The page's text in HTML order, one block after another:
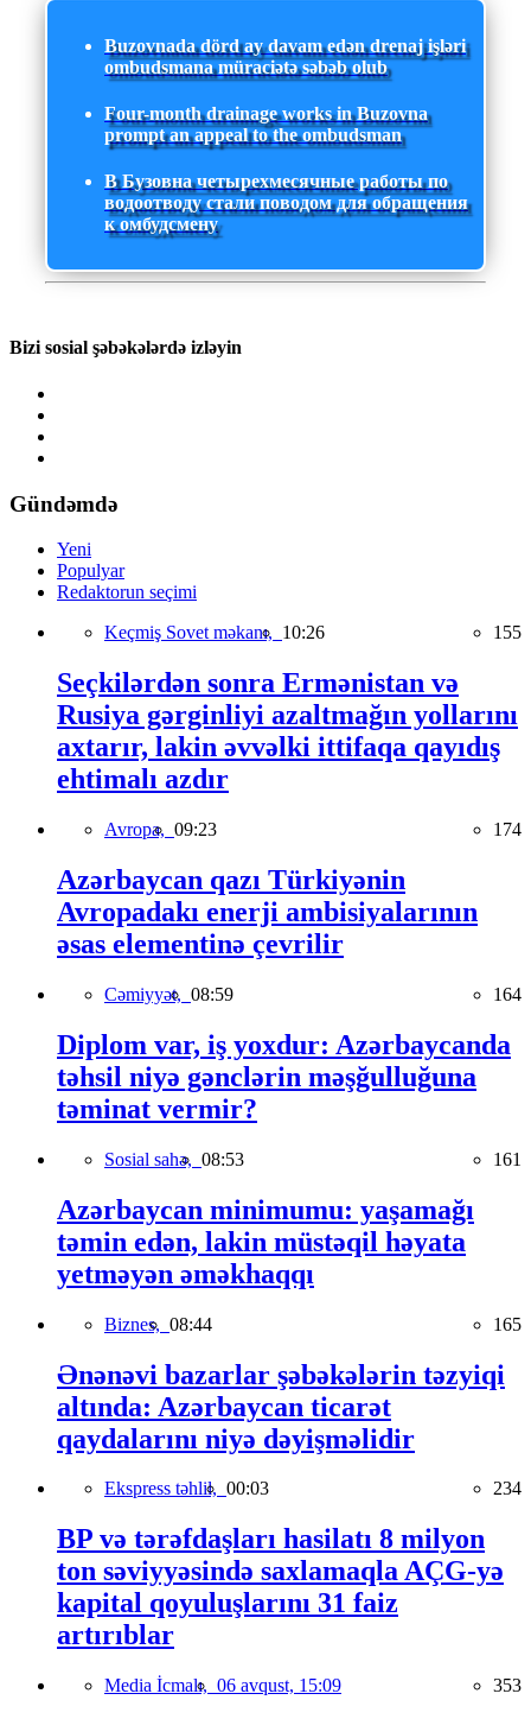
Buzovnada dörd ay davam edən drenaj işləri
ombudsmana müraciətə səbəb olub
Four-month drainage works in Buzovna
prompt an appeal to the ombudsman
В Бузовна четырехмесячные работы по
водоотводу стали поводом для обращения
к омбудсмену
Bizi sosial şəbəkələrdə izləyin
Gündəmdə
Yeni
Populyar
Redaktorun seçimi
Keçmiş Sovet məkanı, 10:26 155
Seçkilərdən sonra Ermənistan və
Rusiya gərginliyi azaltmağın yollarını
axtarır, lakin əvvəlki ittifaqa qayıdış
ehtimalı azdır
Avropa, 09:23 174
Azərbaycan qazı Türkiyənin
Avropadakı enerji ambisiyalarının
əsas elementinə çevrilir
Cəmiyyət, 08:59 164
Diplom var, iş yoxdur: Azərbaycanda
təhsil niyə gənclərin məşğulluğuna
təminat vermir?
Sosial sahə, 08:53 161
Azərbaycan minimumu: yaşamağı
təmin edən, lakin müstəqil həyata
yetməyən əməkhaqqı
Biznes, 08:44 165
Ənənəvi bazarlar şəbəkələrin təzyiqi
altında: Azərbaycan ticarət
qaydalarını niyə dəyişməlidir
Ekspress təhlil, 00:03 234
BP və tərəfdaşları hasilatı 8 milyon
ton səviyyəsində saxlamaqla AÇG-yə
kapital qoyuluşlarını 31 faiz
artırıblar
Media İcmalı, 06 avqust, 15:09 353